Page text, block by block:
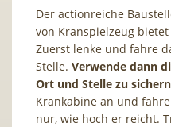
Der actionreiche
von Kranspielzeug
Zuerst lenke und fahre
Stelle. Verwende dann
Ort und Stelle zu
Krankabine an und
nur, wie hoch er reicht.